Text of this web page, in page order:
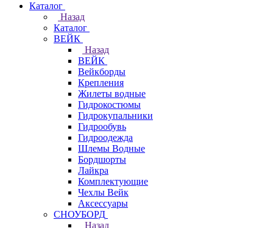
Каталог
Назад
Каталог
ВЕЙК
Назад
ВЕЙК
Вейкборды
Крепления
Жилеты водные
Гидрокостюмы
Гидрокупальники
Гидрообувь
Гидроодежда
Шлемы Водные
Бордшорты
Лайкра
Комплектующие
Чехлы Вейк
Аксессуары
СНОУБОРД
Назад